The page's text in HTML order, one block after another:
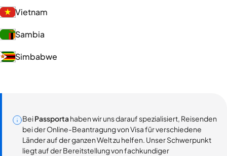
Vietnam
Sambia
Simbabwe
BeiPassportahaben wir uns darauf spezialisiert, Reisenden
bei der Online-Beantragung von Visa für verschiedene
Länder auf der ganzen Welt zu helfen. Unser Schwerpunkt
liegt auf der Bereitstellung von fachkundiger